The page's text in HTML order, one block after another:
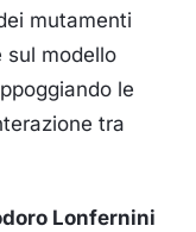
mutamenti
sul modello
le
tra
Lonfernini